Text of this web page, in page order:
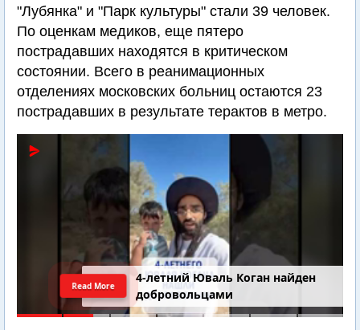
"Лубянка" и "Парк культуры" стали 39 человек.
По оценкам медиков, еще пятеро
пострадавших находятся в критическом
состоянии. Всего в реанимационных
отделениях московских больниц остаются 23
пострадавших в результате терактов в метро.
4-летний Юваль Коган найден
добровольцами
Read More